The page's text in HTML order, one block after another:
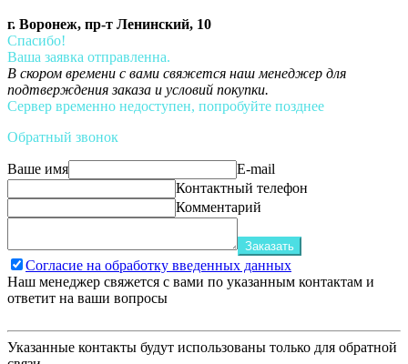
г. Воронеж, пр-т Ленинский, 10
Спасибо!
Ваша заявка отправленна.
В скором времени с вами свяжется наш менеджер для
подтверждения заказа и условий покупки.
Сервер временно недоступен, попробуйте позднее
Обратный звонок
Ваше имя
E-mail
Контактный телефон
Комментарий
Заказать
Согласие на обработку введенных данных
Наш менеджер свяжется с вами по указанным контактам и
ответит на ваши вопросы
Указанные контакты будут использованы только для обратной